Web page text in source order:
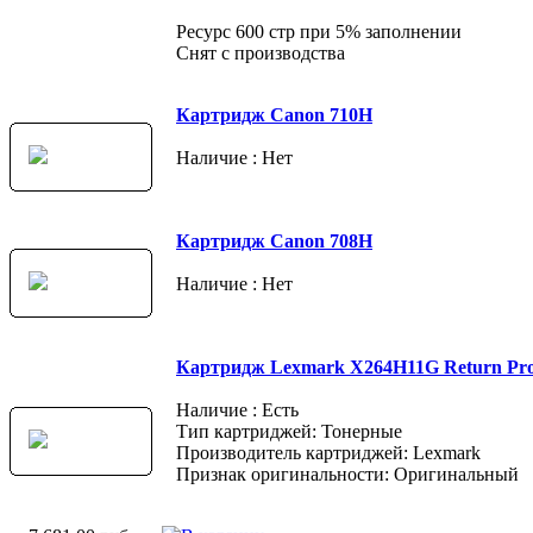
Ресурс 600 стр при 5% заполнении
Снят с производства
Картридж Canon 710H
Наличие : Нет
Картридж Canon 708H
Наличие : Нет
Картридж Lexmark X264H11G Return
Наличие : Есть
Тип картриджей: Тонерные
Производитель картриджей: Lexmark
Признак оригинальности: Оригинальный